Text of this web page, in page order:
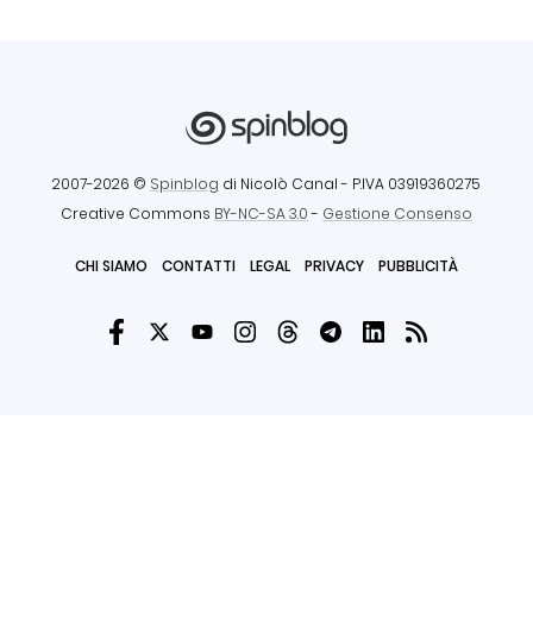
2007-2026 © Spinblog di Nicolò Canal - P.IVA 03919360275
Creative Commons BY-NC-SA 3.0- Gestione Consenso
CHI SIAMO CONTATTI LEGAL PRIVACY PUBBLICITÀ